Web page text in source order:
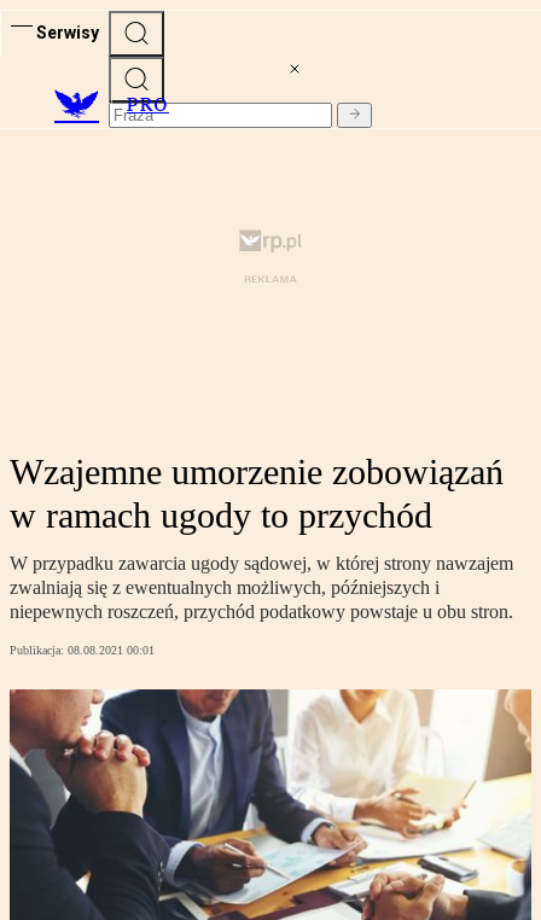
Serwisy
PRO
Wzajemne umorzenie zobowiązań
w ramach ugody to przychód
W przypadku zawarcia ugody sądowej, w której strony nawzajem
zwalniają się z ewentualnych możliwych, późniejszych i
niepewnych roszczeń, przychód podatkowy powstaje u obu stron.
Publikacja: 08.08.2021 00:01